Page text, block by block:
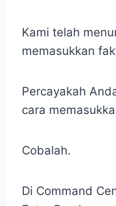
Kami telah
memasukkan
Percayakah
cara
Cobalah.
Di Command